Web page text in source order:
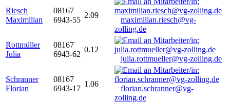
Riesch
Maximilian
08167
6943-55
2.09
maximilian.riesch@vg-
zolling.de
Rottmüller
Julia
08167
6943-62
0.12
julia.rottmueller@vg-zolling.de
Schranner
Florian
08167
6943-17
1.06
florian.schranner@vg-
zolling.de